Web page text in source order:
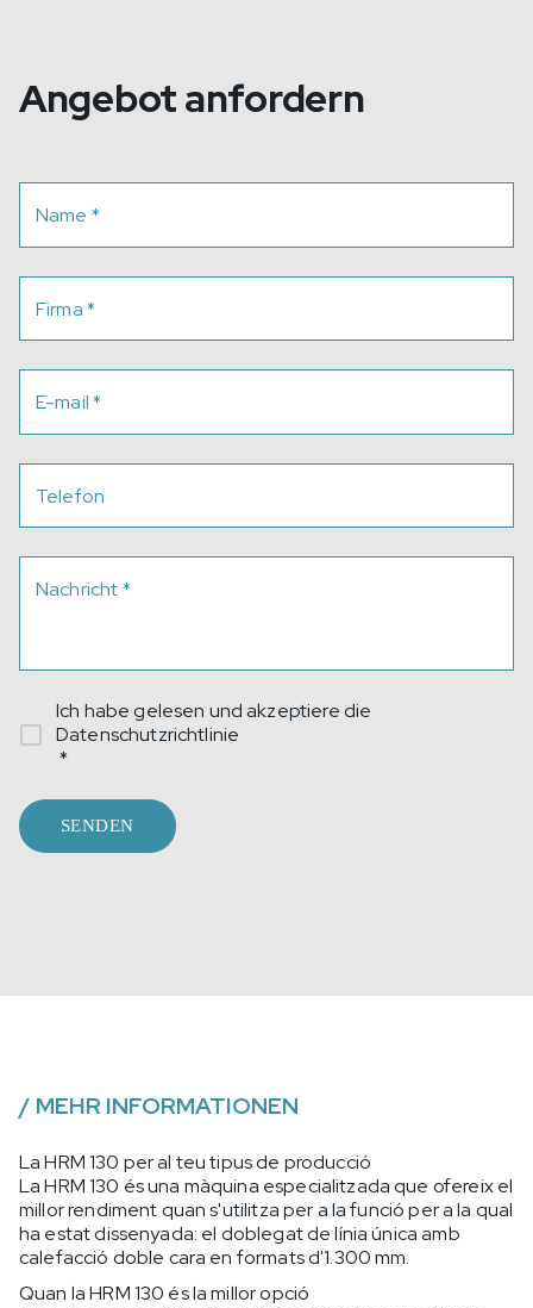
Angebot anfordern
Name *
Firma*
E-mail*
Telefon
Nachricht*
Ich habe gelesen und akzeptiere die
Datenschutzrichtlinie
*
SENDEN
/ MEHR INFORMATIONEN
La HRM 130 per al teu tipus de producció
La HRM 130 és una màquina especialitzada que ofereix el
millor rendiment quan s'utilitza per a la funció per a la qual
ha estat dissenyada: el doblegat de línia única amb
calefacció doble cara en formats d'1.300 mm.
Quan la HRM 130 és la millor opció